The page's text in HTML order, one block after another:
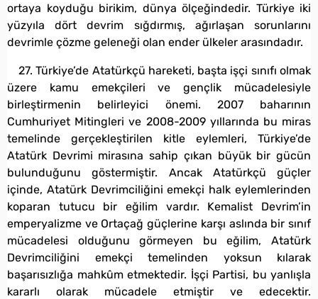
ortaya koyduğu birikim, dünya ölçeğindedir. Türkiye iki
yüzyıla dört devrim sığdırmış, ağırlaşan sorunlarını
devrimle çözme geleneği olan ender ülkeler arasındadır.
27. Türkiye’de Atatürkçü hareketi, başta işçi sınıfı olmak
üzere kamu emekçileri ve gençlik mücadelesiyle
birleştirmenin belirleyici önemi. 2007 baharının
Cumhuriyet Mitingleri ve 2008-2009 yıllarında bu miras
temelinde gerçekleştirilen kitle eylemleri, Türkiye’de
Atatürk Devrimi mirasına sahip çıkan büyük bir gücün
bulunduğunu göstermiştir. Ancak Atatürkçü güçler
içinde, Atatürk Devrimciliğini emekçi halk eylemlerinden
koparan tutucu bir eğilim vardır. Kemalist Devrim’in
emperyalizme ve Ortaçağ güçlerine karşı aslında bir sınıf
mücadelesi olduğunu görmeyen bu eğilim, Atatürk
Devrimciliğini emekçi temelinden yoksun kılarak
başarısızlığa mahkûm etmektedir. İşçi Partisi, bu yanlışla
kararlı olarak mücadele etmiştir ve edecektir.